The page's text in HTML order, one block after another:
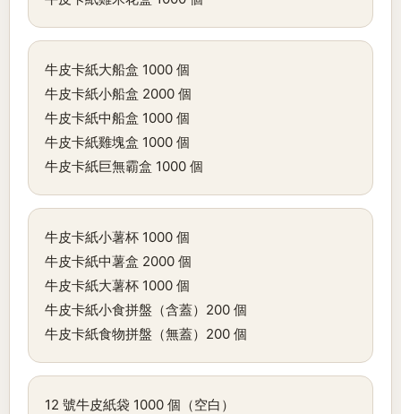
牛皮卡紙大船盒 1000 個
牛皮卡紙小船盒 2000 個
牛皮卡紙中船盒 1000 個
牛皮卡紙雞塊盒 1000 個
牛皮卡紙巨無霸盒 1000 個
牛皮卡紙小薯杯 1000 個
牛皮卡紙中薯盒 2000 個
牛皮卡紙大薯杯 1000 個
牛皮卡紙小食拼盤（含蓋）200 個
牛皮卡紙食物拼盤（無蓋）200 個
12 號牛皮紙袋 1000 個（空白）